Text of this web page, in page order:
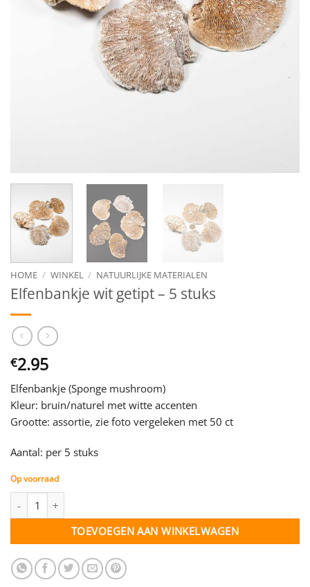
HOME / WINKEL / NATUURLIJKE MATERIALEN
Elfenbankje wit getipt – 5 stuks
€2.95
Elfenbankje (Sponge mushroom)
Kleur: bruin/naturel met witte accenten
Grootte: assortie, zie foto vergeleken met 50 ct
Aantal: per 5 stuks
Op voorraad
TOEVOEGEN AAN WINKELWAGEN